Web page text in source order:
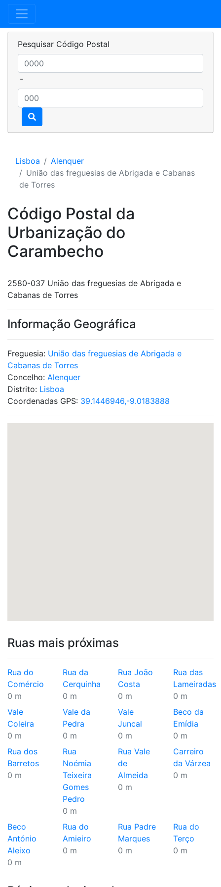
Pesquisar Código Postal
-
Lisboa
Alenquer
União das freguesias de Abrigada e Cabanas
de Torres
Código Postal da
Urbanização do
Carambecho
2580-037 União das freguesias de Abrigada e
Cabanas de Torres
Informação Geográfica
Freguesia: União das freguesias de Abrigada e
Cabanas de Torres
Concelho: Alenquer
Distrito: Lisboa
Coordenadas GPS: 39.1446946,-9.0183888
Ruas mais próximas
Rua do
Comércio
0 m
Rua da
Cerquinha
0 m
Rua João
Costa
0 m
Rua das
Lameiradas
0 m
Vale
Coleira
0 m
Vale da
Pedra
0 m
Vale
Juncal
0 m
Beco da
Emídia
0 m
Rua dos
Barretos
0 m
Rua
Noémia
Teixeira
Gomes
Pedro
0 m
Rua Vale
de
Almeida
0 m
Carreiro
da Várzea
0 m
Beco
António
Aleixo
0 m
Rua do
Amieiro
0 m
Rua Padre
Marques
0 m
Rua do
Terço
0 m